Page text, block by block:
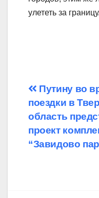
улететь за границу.
по
записям
Путину во
поездки в
область
проект
“Завидово